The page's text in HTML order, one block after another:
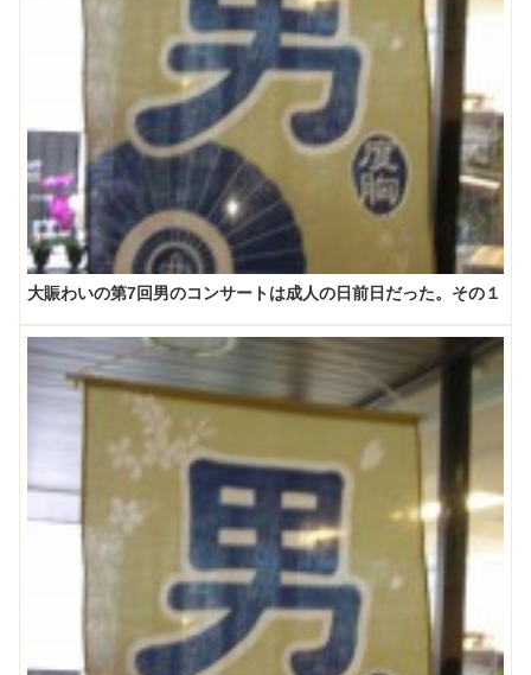
大賑わいの第7回男のコンサートは成人の日前日だった。その１